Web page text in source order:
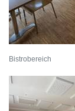
Bistrobereich